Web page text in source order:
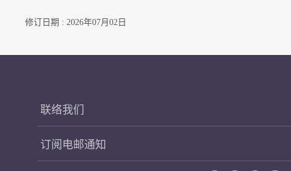
修订日期 : 2026年07月02日
联络我们
订阅电邮通知